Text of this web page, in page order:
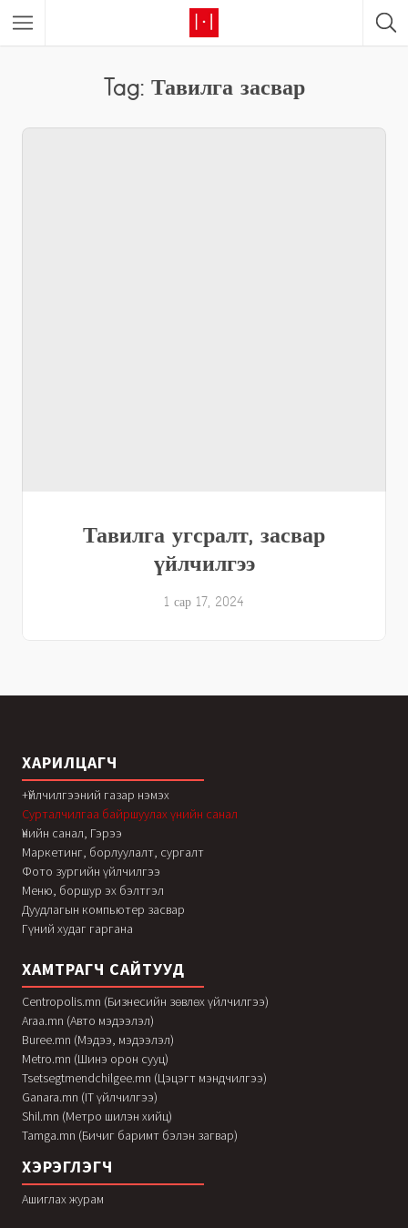
Tag: Тавилга засвар
Тавилга угсралт, засвар
үйлчилгээ
1 сар 17, 2024
ХАРИЛЦАГЧ
+Үйлчилгээний газар нэмэх
Сурталчилгаа байршуулах үнийн санал
Үнийн санал, Гэрээ
Маркетинг, борлуулалт, сургалт
Фото зургийн үйлчилгээ
Меню, боршур эх бэлтгэл
Дуудлагын компьютер засвар
Гүний худаг гаргана
ХАМТРАГЧ САЙТУУД
Centropolis.mn (Бизнесийн зөвлөх үйлчилгээ)
Araa.mn (Авто мэдээлэл)
Buree.mn (Мэдээ, мэдээлэл)
Metro.mn (Шинэ орон сууц)
Tsetsegtmendchilgee.mn (Цэцэгт мэндчилгээ)
Ganara.mn (IT үйлчилгээ)
Shil.mn (Метро шилэн хийц)
Tamga.mn (Бичиг баримт бэлэн загвар)
ХЭРЭГЛЭГЧ
Ашиглах журам